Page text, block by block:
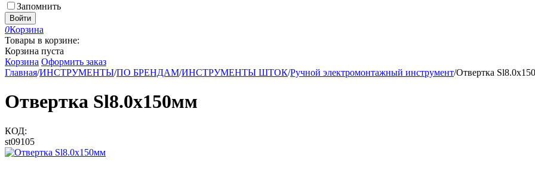
Запомнить
Войти
0Корзина
Товары в корзине:
Корзина пуста
Корзина Оформить заказ
Главная/ИНСТРУМЕНТЫ/ПО БРЕНДАМ/ИНСТРУМЕНТЫ ШТОК/Ручной электромонтажный инструмент/Отвертка
Отвертка Sl8.0x150мм
КОД:
st09105